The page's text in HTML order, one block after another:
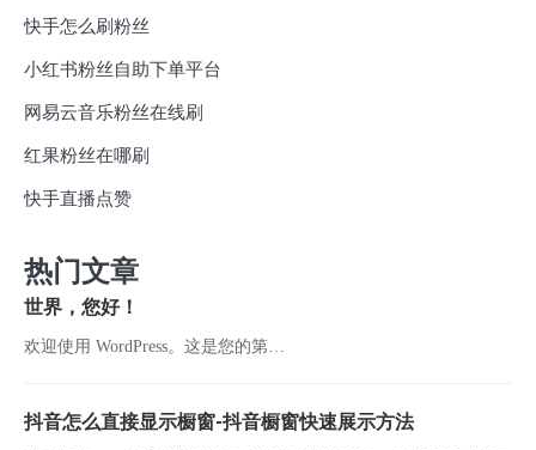
快手怎么刷粉丝
小红书粉丝自助下单平台
网易云音乐粉丝在线刷
红果粉丝在哪刷
快手直播点赞
热门文章
世界，您好！
欢迎使用 WordPress。这是您的第…
抖音怎么直接显示橱窗-抖音橱窗快速展示方法